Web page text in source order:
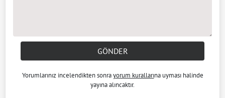
GÖNDER
Yorumlarınız incelendikten sonrayorum kurallarına uyması halinde
yayına alıncaktır.